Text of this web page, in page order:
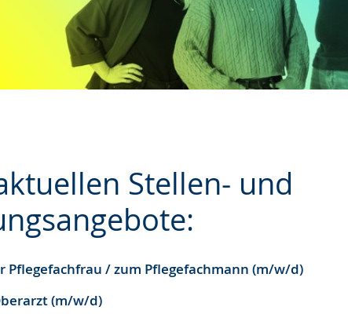
Stellen- und
Pflegefachfrau / zum Pflegefachmann (m/w/d)
(m/w/d)